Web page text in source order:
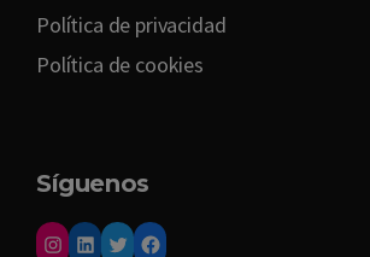
Política de privacidad
Política de cookies
Síguenos